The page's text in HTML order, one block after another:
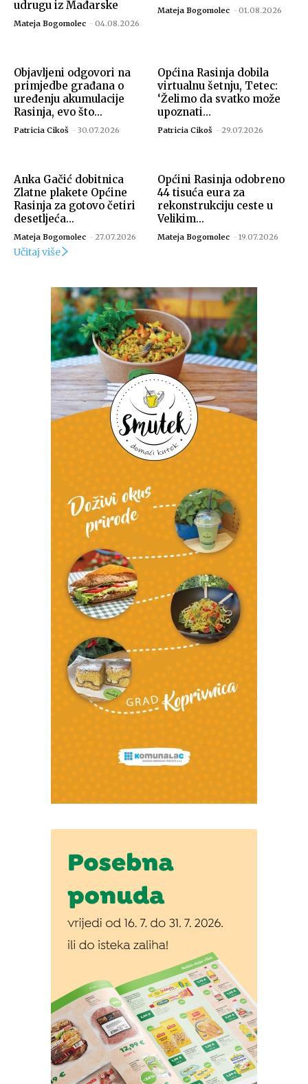
Izvor: Općina Rasinja
Izvor: Općina Rasinja
Izvor: Općina Rasinja
udrugu iz Mađarske
Mateja Bogomolec - 04.08.2026
Mateja Bogomolec - 01.08.2026
Objavljeni odgovori na
primjedbe građana o
uređenju akumulacije
Rasinja, evo što...
Patricia Cikoš - 30.07.2026
Općina Rasinja dobila
virtualnu šetnju, Tetec:
‘Želimo da svatko može
upoznati...
Patricia Cikoš - 29.07.2026
Anka Gačić dobitnica
Zlatne plakete Općine
Rasinja za gotovo četiri
desetljeća...
Mateja Bogomolec - 27.07.2026
Općini Rasinja odobreno
44 tisuća eura za
rekonstrukciju ceste u
Velikim...
Mateja Bogomolec - 19.07.2026
Učitaj više